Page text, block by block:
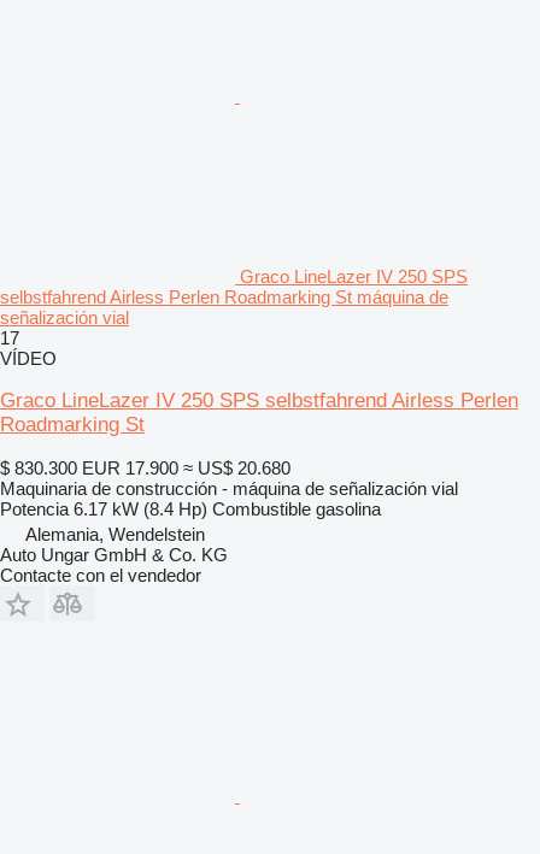
Graco LineLazer IV 250 SPS
selbstfahrend Airless Perlen Roadmarking St máquina de
señalización vial
17
VÍDEO
Graco LineLazer IV 250 SPS selbstfahrend Airless Perlen
Roadmarking St
$ 830.300 EUR 17.900 ≈ US$ 20.680
Maquinaria de construcción - máquina de señalización vial
Potencia 6.17 kW (8.4 Hp) Combustible gasolina
Alemania, Wendelstein
Auto Ungar GmbH & Co. KG
Contacte con el vendedor